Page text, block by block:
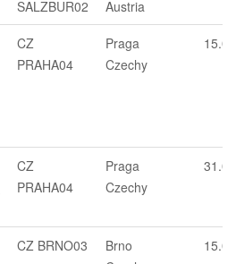
SALZBUR02 Austria
CZ
PRAHA04
Praga
Czechy
15.05
CZ
PRAHA04
Praga
Czechy
31.03
CZ BRNO03
Brno
15.04